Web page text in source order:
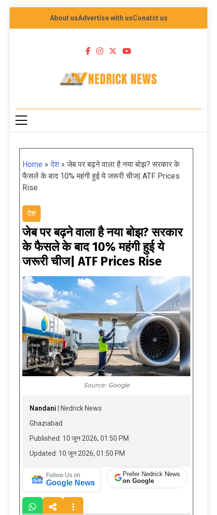
About usAdvertise with usConatct us
NEDRICK NEWS
Home »देश»जेब पर बढ़ने वाला है नया बोझ? सरकार के
फैसले के बाद 10% महंगी हुई ये जरूरी चीज| ATF Prices
Rise
देश
जेब पर बढ़ने वाला है नया बोझ? सरकार
के फैसले के बाद 10% महंगी हुई ये
जरूरी चीज| ATF Prices Rise
Source: Google
Nandani | Nedrick News
Ghaziabad
Published: 10 जून 2026, 01:50 PM
Updated: 10 जून 2026, 01:50 PM
Follow Us on
Google News
Prefer Nedrick News
on Google